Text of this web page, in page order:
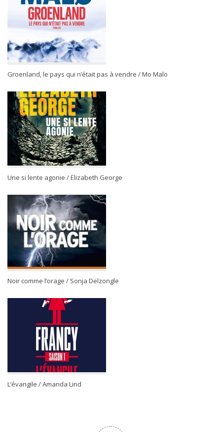
Groenland, le pays qui n’était pas à vendre / Mo Malo
Une si lente agonie / Elizabeth George
Noir comme l’orage / Sonja Delzongle
L’évangile / Amanda Lind